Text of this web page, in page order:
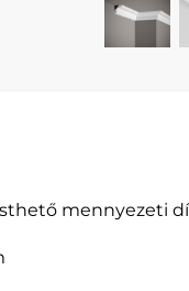
mennyezeti